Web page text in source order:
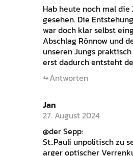
Hab heute noch mal die
gesehen. Die
war doch klar selbst
Abschlag Rönnow und
unseren Jungs
erst dadurch entsteht
Antworten
Jan
27. August 2024
@der Sepp:
St..Pauli unpolitisch zu
arger optischer